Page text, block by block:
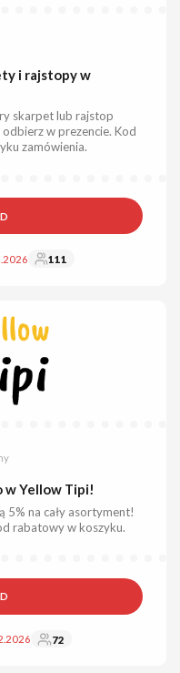
i rajstopy w
skarpet lub rajstop
w prezencie. Kod
zamówienia.
111
w Yellow Tipi!
5% na cały asortyment!
rabatowy w koszyku.
72